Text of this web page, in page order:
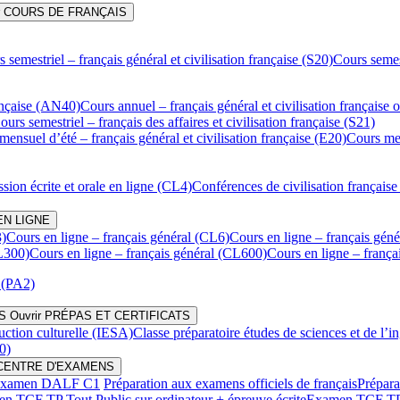
COURS DE FRANÇAIS
semestriel – français général et civilisation française (S20)Cours
(AN40)Cours annuel – français général et civilisation française
semestriel – français des affaires et civilisation française (S21)
d’été – français général et civilisation française (E20)Cours
écrite et orale en ligne (CL4)Conférences de civilisation
LIGNE
Cours en ligne – français général (CL6)Cours en ligne – français
Cours en ligne – français général (CL600)Cours en ligne –
Ouvrir PRÉPAS ET CERTIFICATS
culturelle (IESA)Classe préparatoire études de sciences et de
D'EXAMENS
DALF C1 Préparation aux examens officiels de français